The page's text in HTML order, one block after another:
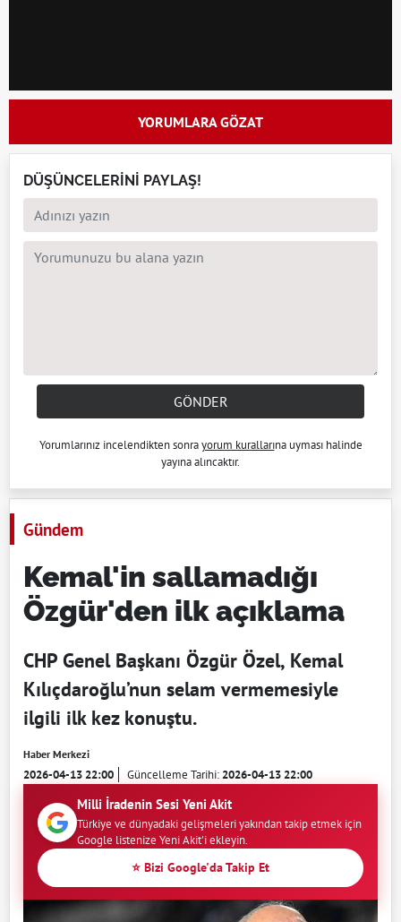
YORUMLARA GÖZAT
DÜŞÜNCELERİNİ PAYLAŞ!
GÖNDER
Yorumlarınız incelendikten sonrayorum kurallarına uyması halinde
yayına alıncaktır.
Gündem
Kemal'in sallamadığı
Özgür'den ilk açıklama
CHP Genel Başkanı Özgür Özel, Kemal
Kılıçdaroğlu’nun selam vermemesiyle
ilgili ilk kez konuştu.
Haber Merkezi
2026-04-13 22:00 Güncelleme Tarihi:2026-04-13 22:00
Milli İradenin Sesi Yeni Akit
Türkiye ve dünyadaki gelişmeleri yakından takip etmek için
Google listenize Yeni Akit'i ekleyin.
⭐ Bizi Google'da Takip Et